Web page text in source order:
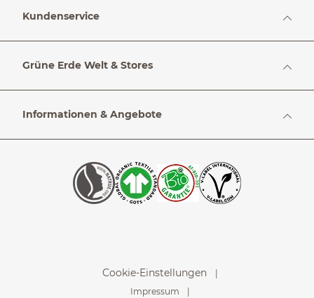
Kundenservice
Grüne Erde Welt & Stores
Informationen & Angebote
Cookie-Einstellungen
Impressum